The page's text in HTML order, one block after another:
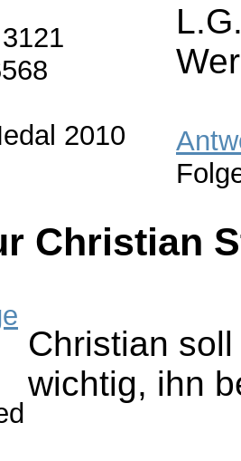
Christian
Christian
wichtig, ihn